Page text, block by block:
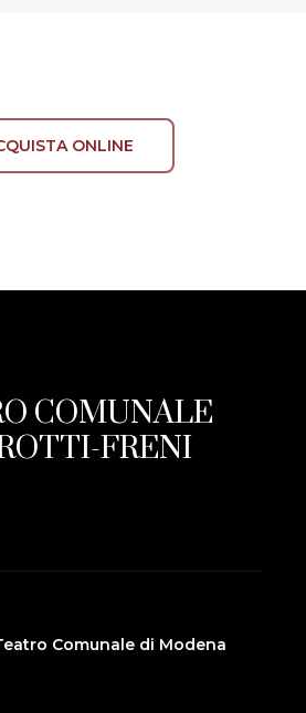
ONLINE
COMUNALE
FRENI
Comunale di Modena